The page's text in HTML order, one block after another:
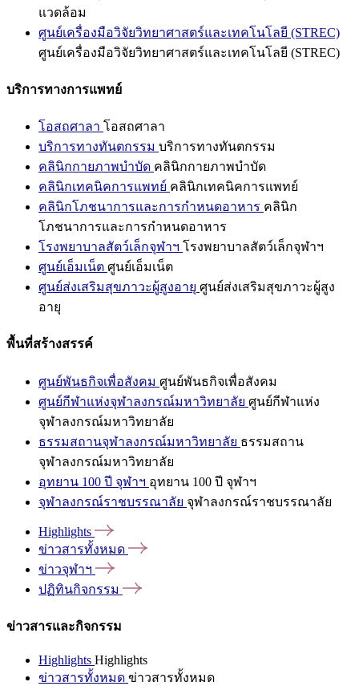
แวดล้อม
ศูนย์เครื่องมือวิจัยวิทยาศาสตร์และเทคโนโลยี (STREC)
ศูนย์เครื่องมือวิจัยวิทยาศาสตร์และเทคโนโลยี (STREC)
บริการทางการแพทย์
โอสถศาลา โอสถศาลา
บริการทางทันตกรรม บริการทางทันตกรรม
คลินิกกายภาพบำบัด คลินิกกายภาพบำบัด
คลินิกเทคนิคการแพทย์ คลินิกเทคนิคการแพทย์
คลินิกโภชนาการและการกำหนดอาหาร คลินิก
โภชนาการและการกำหนดอาหาร
โรงพยาบาลสัตว์เล็กจุฬาฯ โรงพยาบาลสัตว์เล็กจุฬาฯ
ศูนย์เอ็มเน็ต ศูนย์เอ็มเน็ต
ศูนย์ส่งเสริมสุขภาวะผู้สูงอายุ ศูนย์ส่งเสริมสุขภาวะผู้สูง
อายุ
พื้นที่สร้างสรรค์
ศูนย์พันธกิจเพื่อสังคม ศูนย์พันธกิจเพื่อสังคม
ศูนย์กีฬาแห่งจุฬาลงกรณ์มหาวิทยาลัย ศูนย์กีฬาแห่ง
จุฬาลงกรณ์มหาวิทยาลัย
ธรรมสถานจุฬาลงกรณ์มหาวิทยาลัย ธรรมสถาน
จุฬาลงกรณ์มหาวิทยาลัย
อุทยาน 100 ปี จุฬาฯ อุทยาน 100 ปี จุฬาฯ
จุฬาลงกรณ์ราชบรรณาลัย จุฬาลงกรณ์ราชบรรณาลัย
Highlights
ข่าวสารทั้งหมด
ข่าวจุฬาฯ
ปฏิทินกิจกรรม
ข่าวสารและกิจกรรม
Highlights Highlights
ข่าวสารทั้งหมด ข่าวสารทั้งหมด